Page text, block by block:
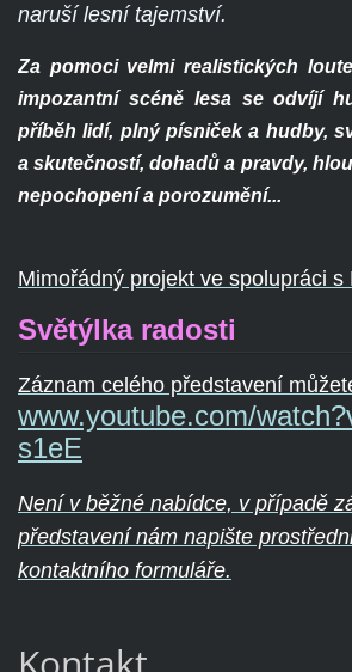
naruší lesní tajemství.
Za pomoci velmi realistických
impozantní scéně lesa se odvíjí
příběh lidí, plný písniček a hudby,
a skutečností, dohadů a pravdy,
nepochopení a porozumění...
Mimořádný projekt ve spolupráci s
Světýlka radosti
Záznam celého představení
www.youtube.com/
s1eE
Není v běžné nabídce, v případě
představení nám napište
kontaktního formuláře.